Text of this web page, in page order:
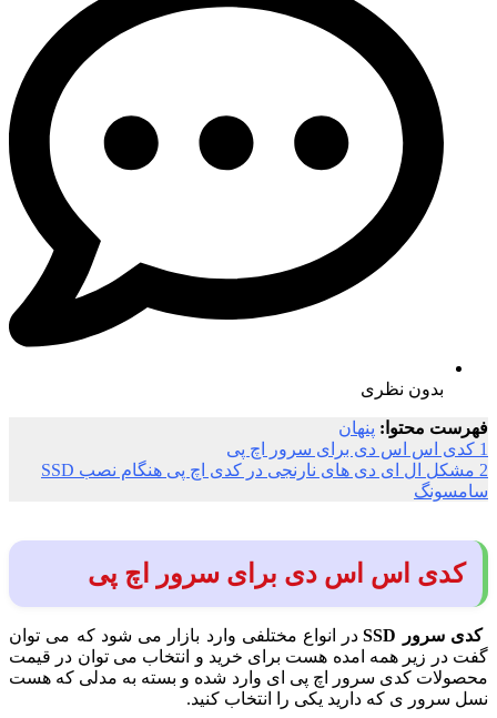
بدون نظری
فهرست محتوا: پنهان
1 کدی اس اس دی برای سرور اچ پی
2
مشکل ال ای دی های نارنجی در کدی اچ پی هنگام نصب SSD
سامسونگ
کدی اس اس دی برای سرور اچ پی
کدی سرور SSD
در انواع مختلفی وارد بازار می شود که می توان
گفت در زیر همه امده هست برای خرید و انتخاب می توان در قیمت
محصولات کدی سرور اچ پی ای وارد شده و بسته به مدلی که هست
نسل سرور ی که دارید یکی را انتخاب کنید.